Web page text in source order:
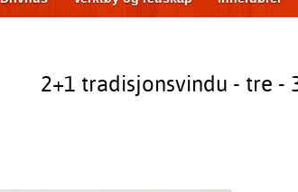
2+1 tradisjonsvindu - tre -